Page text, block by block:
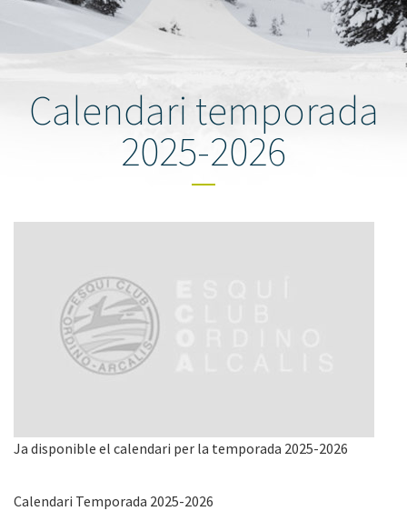
Calendari temporada
2025-2026
Ja disponible el calendari per la temporada 2025-2026
Calendari Temporada 2025-2026